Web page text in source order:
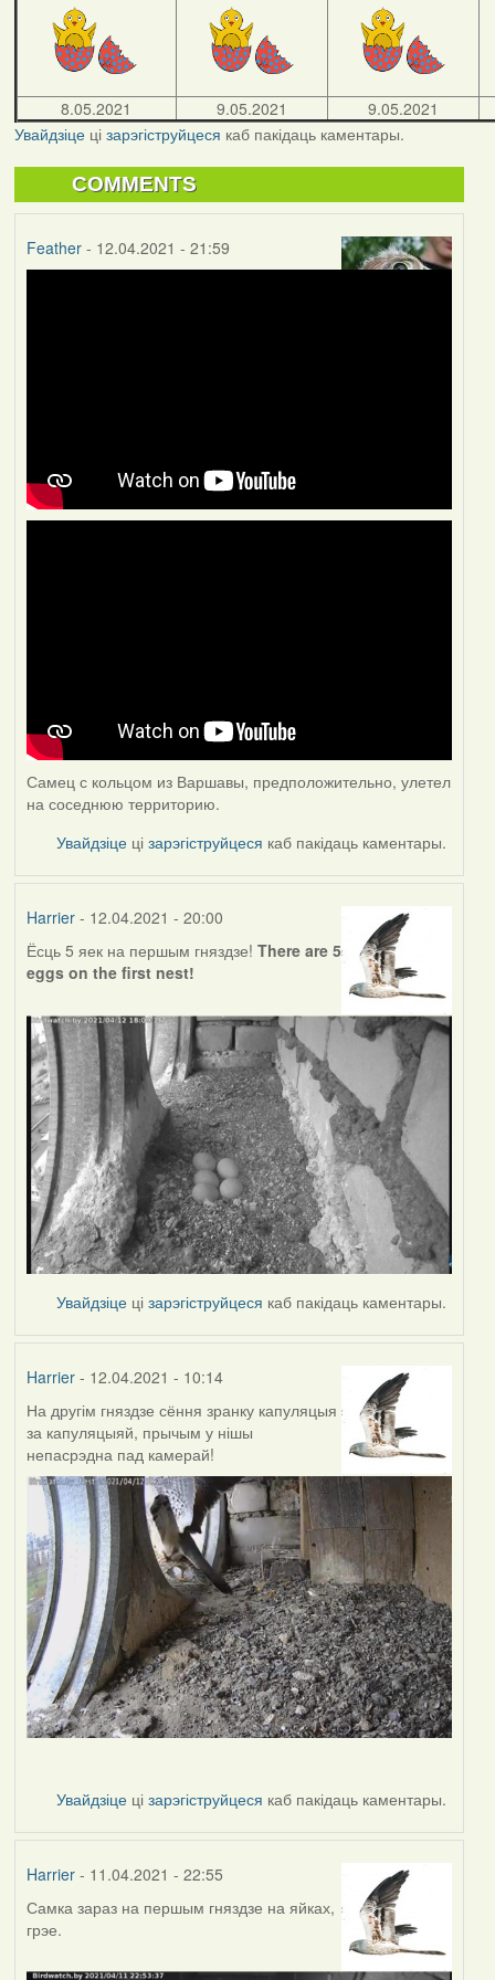
8.05.2021 9.05.2021
9.05.2021
Увайдзіцеці зарэгіструйцеся каб пакідаць каментары.
COMMENTS
Feather- 12.04.2021 - 21:59
Самец с кольцом из Варшавы, предположительно, улетел
на соседнюю территорию.
Увайдзіце цізарэгіструйцеся каб пакідаць каментары.
Harrier- 12.04.2021 - 20:00
Ёсць 5 яек на першым гняздзе! There are 5
eggs on the first nest!
Увайдзіце цізарэгіструйцеся каб пакідаць каментары.
Harrier- 12.04.2021 - 10:14
На другім гняздзе сёння зранку капуляцыя
за капуляцыяй, прычым у нішы
непасрэдна пад камерай!
Увайдзіце цізарэгіструйцеся каб пакідаць каментары.
Harrier- 11.04.2021 - 22:55
Самка зараз на першым гняздзе на яйках,
грэе.